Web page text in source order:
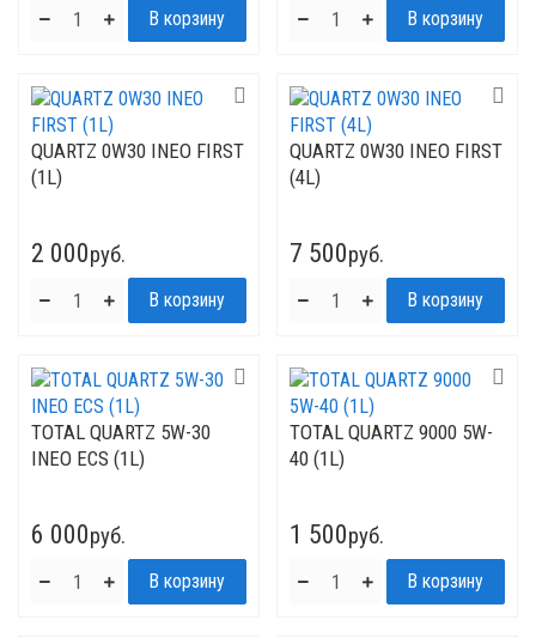
QUARTZ 0W30 INEO FIRST
(1L)
2 000руб.
QUARTZ 0W30 INEO FIRST
(4L)
7 500руб.
TOTAL QUARTZ 5W-30
INEO ECS (1L)
6 000руб.
TOTAL QUARTZ 9000 5W-
40 (1L)
1 500руб.